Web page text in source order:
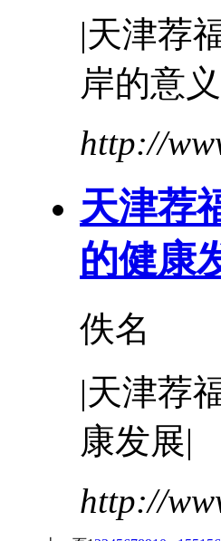
|天津荐
岸的意
http://
天津荐
的健康
佚名
|天津荐
康发展|
http://